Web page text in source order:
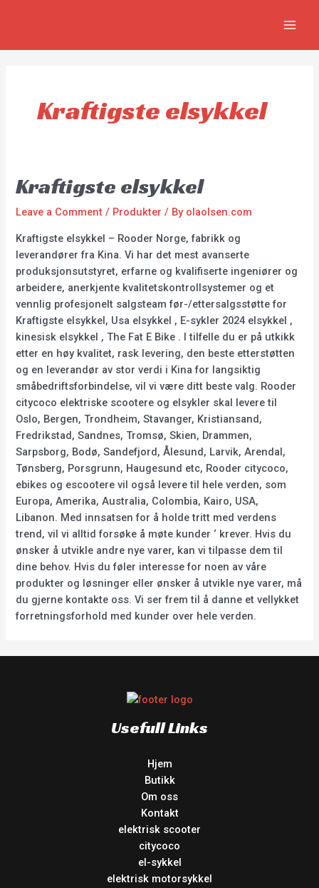
Kraftigste elsykkel
Kraftigste elsykkel
Leave a Comment / Produkter / By olaolsen.com
Kraftigste elsykkel – Rooder Norge, fabrikk og
leverandører fra Kina. Vi har det mest avanserte
produksjonsutstyret, erfarne og kvalifiserte ingeniører og
arbeidere, anerkjente kvalitetskontrollsystemer og et
vennlig profesjonelt salgsteam før-/ettersalgsstøtte for
Kraftigste elsykkel, Usa elsykkel , E-sykler 2024 elsykkel ,
kinesisk elsykkel , The Fat E Bike . I tilfelle du er på utkikk
etter en høy kvalitet, rask levering, den beste etterstøtten
og en leverandør av stor verdi i Kina for langsiktig
småbedriftsforbindelse, vil vi være ditt beste valg. Rooder
citycoco elektriske scootere og elsykler skal levere til
Oslo, Bergen, Trondheim, Stavanger, Kristiansand,
Fredrikstad, Sandnes, Tromsø, Skien, Drammen,
Sarpsborg, Bodø, Sandefjord, Ålesund, Larvik, Arendal,
Tønsberg, Porsgrunn, Haugesund etc, Rooder citycoco,
ebikes og escootere vil også levere til hele verden, som
Europa, Amerika, Australia, Colombia, Kairo, USA,
Libanon. Med innsatsen for å holde tritt med verdens
trend, vil vi alltid forsøke å møte kunder ‘ krever. Hvis du
ønsker å utvikle andre nye varer, kan vi tilpasse dem til
dine behov. Hvis du føler interesse for noen av våre
produkter og løsninger eller ønsker å utvikle nye varer, må
du gjerne kontakte oss. Vi ser frem til å danne et vellykket
forretningsforhold med kunder over hele verden.
Usefull Links
Hjem
Butikk
Om oss
Kontakt
elektrisk scooter
citycoco
el-sykkel
elektrisk motorsykkel